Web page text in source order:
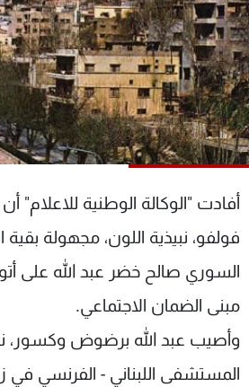
أفادت "الوكالة الوطنية للاعلام"
فولفو، نبيذية اللون، مجهولة
السوري صالح خضر عبد الله على
مبنى الضمان الاجتماعي.
وأصيب عبد الله برضوض وكسور،
المستشفى اللبناني - الفرنسي في
منوعات
كأس العالم
البرامج
شاهد البرامج
الترددات
الإنـتـاج
لاعلاناتكم
سياسة